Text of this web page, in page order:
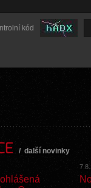
kód
/ další novinky